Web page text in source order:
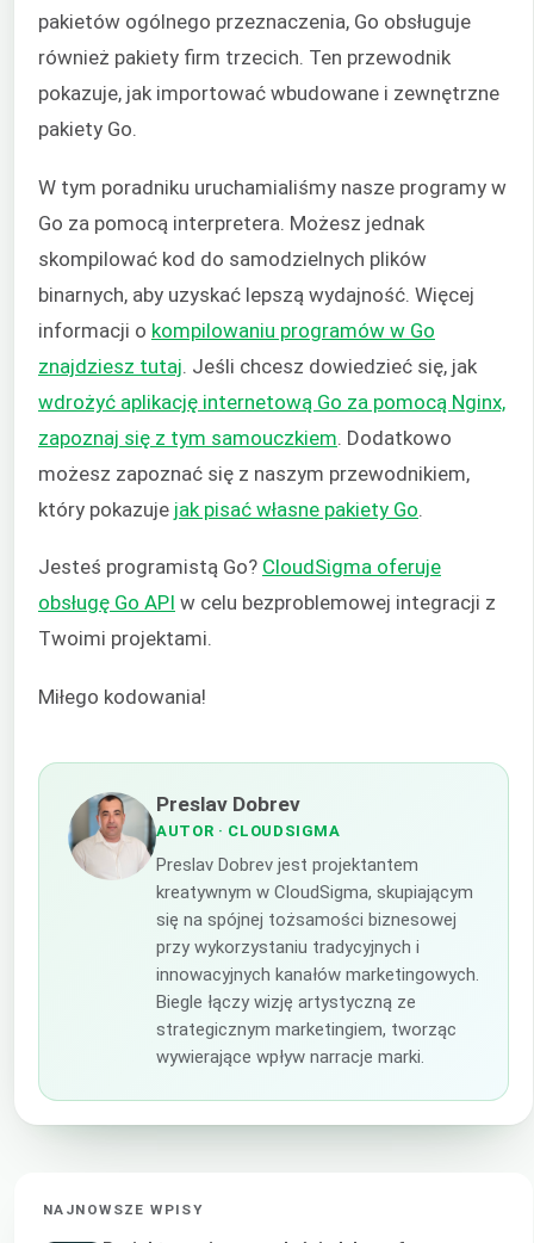
pakietów ogólnego przeznaczenia, Go obsługuje
również pakiety firm trzecich. Ten przewodnik
pokazuje, jak importować wbudowane i zewnętrzne
pakiety Go.
W tym poradniku uruchamialiśmy nasze programy w
Go za pomocą interpretera. Możesz jednak
skompilować kod do samodzielnych plików
binarnych, aby uzyskać lepszą wydajność. Więcej
informacji o kompilowaniu programów w Go
znajdziesz tutaj . Jeśli chcesz dowiedzieć się, jak
wdrożyć aplikację internetową Go za pomocą Nginx,
zapoznaj się z tym samouczkiem . Dodatkowo
możesz zapoznać się z naszym przewodnikiem,
który pokazuje jak pisać własne pakiety Go
Jesteś programistą Go? CloudSigma oferuje
obsługę Go API w celu bezproblemowej integracji z
Twoimi projektami.
Miłego kodowania!
Preslav Dobrev
AUTOR · CLOUDSIGMA
Preslav Dobrev jest projektantem
kreatywnym w CloudSigma, skupiającym
się na spójnej tożsamości biznesowej
przy wykorzystaniu tradycyjnych i
innowacyjnych kanałów marketingowych.
Biegle łączy wizję artystyczną ze
strategicznym marketingiem, tworząc
wywierające wpływ narracje marki.
NAJNOWSZE WPISY